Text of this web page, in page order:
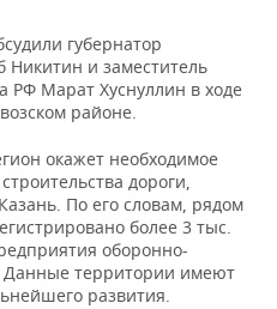
губернатор
Никитин и заместитель
РФ Марат Хуснуллин в ходе
районе.
окажет необходимое
дороги,
По его словам, рядом
более 3 тыс.
оборонно-
территории имеют
развития.